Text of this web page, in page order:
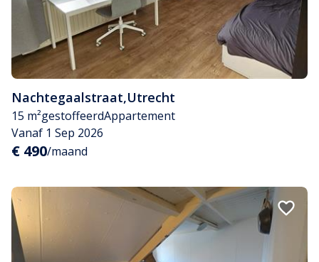
Nachtegaalstraat,Utrecht
15 m²gestoffeerdAppartement
Vanaf 1 Sep 2026
€ 490/maand